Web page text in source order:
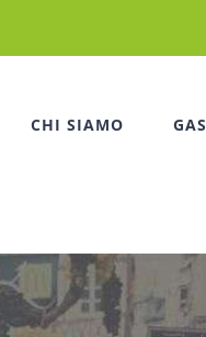
CHI SIAMO GAS